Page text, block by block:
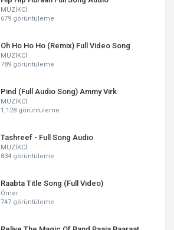
MÜZİKCİ
679 görüntüleme
Oh Ho Ho Ho (Remix) Full Video Song
MÜZİKCİ
789 görüntüleme
Pind (Full Audio Song) Ammy Virk
MÜZİKCİ
1,128 görüntüleme
Tashreef - Full Song Audio
MÜZİKCİ
834 görüntüleme
Raabta Title Song (Full Video)
Ömer
747 görüntüleme